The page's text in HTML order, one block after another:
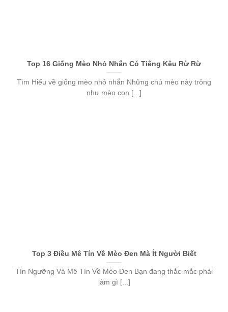
Top 16 Giống Mèo Nhỏ Nhắn Có Tiếng Kêu Rừ Rừ
Tìm Hiểu về giống mèo nhỏ nhắn Những chú mèo này trông
như mèo con [...]
Top 3 Điều Mê Tín Về Mèo Đen Mà Ít Người Biết
Tín Ngưỡng Và Mê Tín Về Mèo Đen Bạn đang thắc mắc phải
làm gì [...]